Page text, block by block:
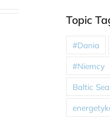
Topic
#Dania
#Niemcy
Baltic Sea